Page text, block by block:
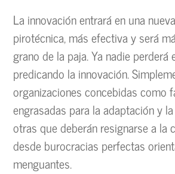
La innovación entrará en una
pirotécnica, más efectiva y será
grano de la paja. Ya nadie perderá
predicando la innovación.
organizaciones concebidas como
engrasadas para la adaptación y
otras que deberán resignarse a la
desde burocracias perfectas
menguantes.